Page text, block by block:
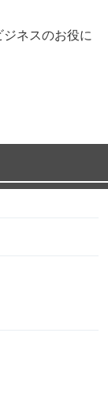
ネスのお役に
。
ごす大切な時
致します。